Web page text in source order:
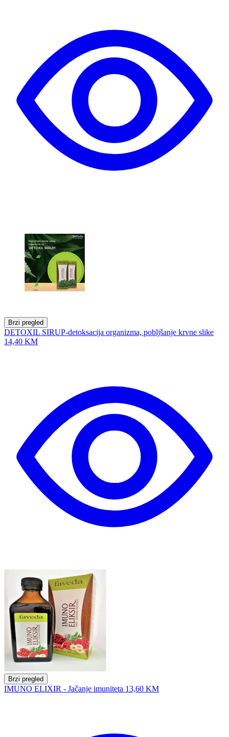
Brzi pregled
DETOXIL SIRUP-detoksacija organizma, pobljšanje krvne slike
14,40 KM
Brzi pregled
IMUNO ELIXIR - Jačanje imuniteta 13,60 KM